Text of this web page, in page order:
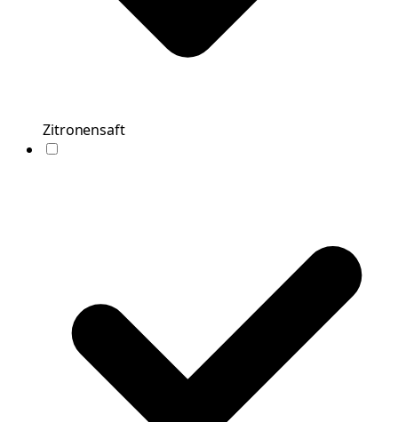
Zitronensaft